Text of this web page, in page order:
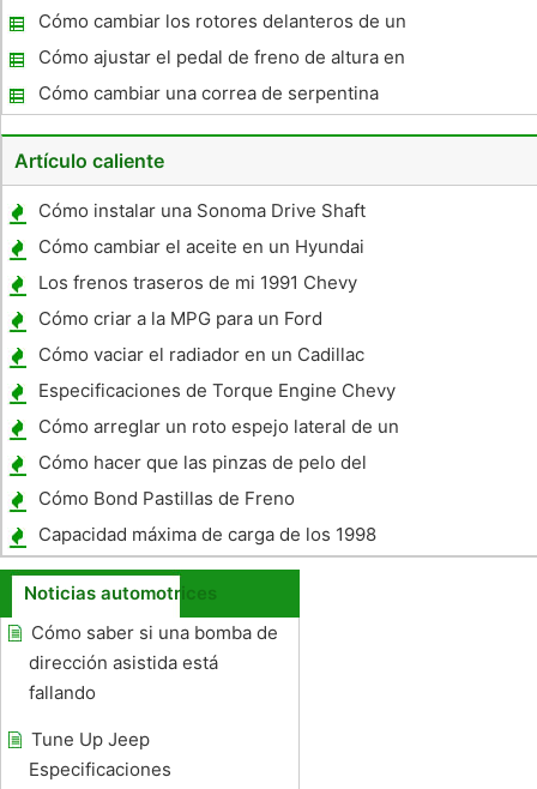
se filtran hacia abajo
Cómo cambiar los rotores delanteros de un
coche Geo Metro 1994
Cómo ajustar el pedal de freno de altura en
un Hyundai Sonata
Cómo cambiar una correa de serpentina
tensión de la rueda en el Nissan Altima
2003
Artículo caliente
Cómo instalar una Sonoma Drive Shaft
Cómo cambiar el aceite en un Hyundai
Sonata 3.3L
Los frenos traseros de mi 1991 Chevy
Pickup no sangrará y sólo sale aire
Cómo criar a la MPG para un Ford
Cómo vaciar el radiador en un Cadillac
Escalade
Especificaciones de Torque Engine Chevy
'99
Cómo arreglar un roto espejo lateral de un
coche
Cómo hacer que las pinzas de pelo del
cocodrilo
Cómo Bond Pastillas de Freno
Capacidad máxima de carga de los 1998
RAM 2500 LWB
Noticias automotrices
Cómo saber si una bomba de
dirección asistida está
fallando
Tune Up Jeep
Especificaciones